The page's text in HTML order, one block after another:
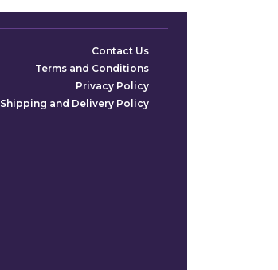
Contact Us
Terms and Conditions
Privacy Policy
Shipping and Delivery Policy